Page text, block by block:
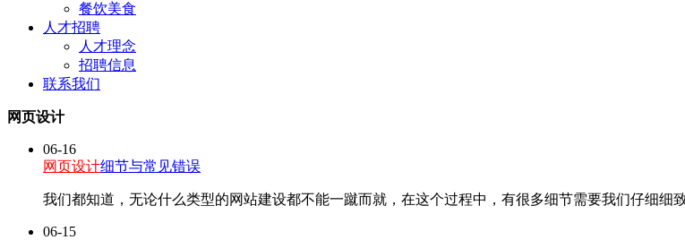
餐饮美食
人才招聘
人才理念
招聘信息
联系我们
网页设计
06-16
网页设计细节与常见错误
我们都知道，无论什么类型的网站建设都不能一蹴而就，在这个过程中，有很多细节需要我们仔细细
06-15